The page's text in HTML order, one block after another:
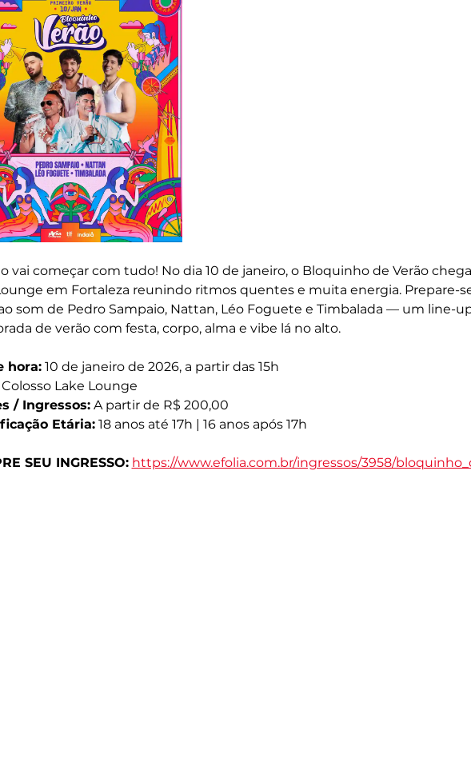
vai começar com tudo! No dia 10 de janeiro, o Bloquinho de Verão
em Fortaleza reunindo ritmos quentes e muita energia. Prepare-
som de Pedro Sampaio, Nattan, Léo Foguete e Timbalada — um line-
de verão com festa, corpo, alma e vibe lá no alto.
hora: 10 de janeiro de 2026, a partir das 15h
Lake Lounge
/ Ingressos: A partir de R$ 200,00
Etária: 18 anos até 17h | 16 anos após 17h
SEU INGRESSO: https://www.efolia.com.br/ingressos/3958/